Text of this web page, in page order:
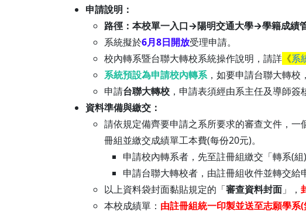
申請說明：
路徑：本校單一入口→陽明交通大學→學籍成
系統擬於6月8日開放受理申請。
校內轉系暨台聯大轉校系統操作說明，請詳 《系
系統預設為申請校內轉系，如要申請台聯大轉校
申請台聯大轉校 ，申請表須經由系主任及導師簽
資料準備與繳交：
請依規定備齊要申請之系所要求的審查文件，
冊組並繳交成績單工本費(每份20元)。
申請校內轉系者，先至註冊組繳交「轉系(
申請台聯大轉校者，由註冊組收件並轉交給
以上資料袋封面黏貼規定的「審查資料封面 」，
本校成績單： 由註冊組統一印製並送至志願學系